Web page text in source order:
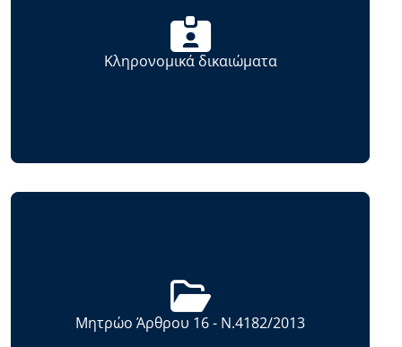
Κληρονομικά δικαιώματα
Μητρώο Άρθρου 16 - Ν.4182/2013